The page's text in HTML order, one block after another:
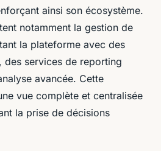
ainsi son écosystème.
notamment la gestion de
la plateforme avec des
des services de reporting
avancée. Cette
vue complète et centralisée
la prise de décisions